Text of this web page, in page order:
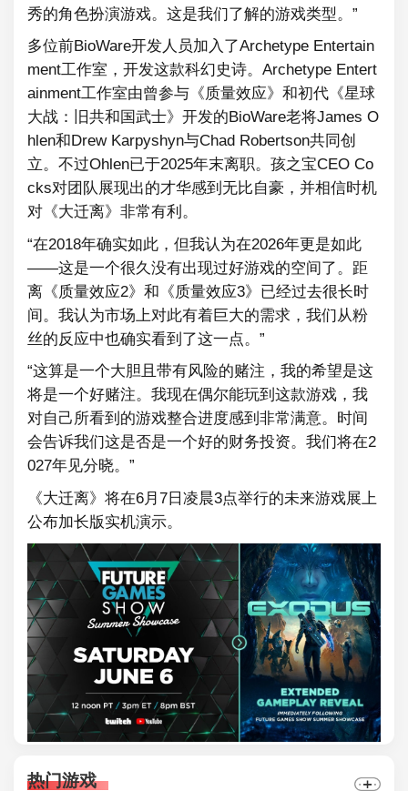
秀的角色扮演游戏。这是我们了解的游戏类型。”
多位前BioWare开发人员加入了Archetype Entertain
ment工作室，开发这款科幻史诗。Archetype Entert
ainment工作室由曾参与《质量效应》和初代《星球
大战：旧共和国武士》开发的BioWare老将James O
hlen和Drew Karpyshyn与Chad Robertson共同创
立。不过Ohlen已于2025年末离职。孩之宝CEO Co
cks对团队展现出的才华感到无比自豪，并相信时机
对《大迁离》非常有利。
“在2018年确实如此，但我认为在2026年更是如此
——这是一个很久没有出现过好游戏的空间了。距
离《质量效应2》和《质量效应3》已经过去很长时
间。我认为市场上对此有着巨大的需求，我们从粉
丝的反应中也确实看到了这一点。”
“这算是一个大胆且带有风险的赌注，我的希望是这
将是一个好赌注。我现在偶尔能玩到这款游戏，我
对自己所看到的游戏整合进度感到非常满意。时间
会告诉我们这是否是一个好的财务投资。我们将在2
027年见分晓。”
《大迁离》将在6月7日凌晨3点举行的未来游戏展上
公布加长版实机演示。
热门游戏